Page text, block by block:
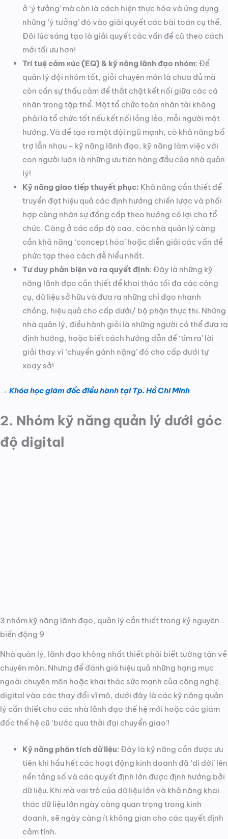
ở ‘ý tưởng’ mà còn là cách hiện thực hóa và ứng dụng
những ‘ý tưởng’ đó vào giải quyết các bài toán cụ thể.
Đôi lúc sáng tạo là giải quyết các vấn đề cũ theo cách
mới tối ưu hơn!
Trí tuệ cảm xúc (EQ) & kỹ năng lãnh đạo nhóm: Để
quản lý đội nhóm tốt, giỏi chuyên môn là chưa đủ mà
còn cần sự thấu cảm để thắt chặt kết nối giữa các cá
nhân trong tập thể. Một tổ chức toàn nhân tài không
phải là tổ chức tốt nếu kết nối lỏng lẻo, mỗi người một
hướng. Và để tạo ra một đội ngũ mạnh, có khả năng bổ
trợ lẫn nhau – kỹ năng lãnh đạo, kỹ năng làm việc với
con người luôn là những ưu tiên hàng đầu của nhà quản
lý!
Kỹ năng giao tiếp thuyết phục: Khả năng cần thiết để
truyền đạt hiệu quả các định hướng chiến lược và phối
hợp cùng nhân sự đồng cấp theo hướng có lợi cho tổ
chức. Càng ở các cấp độ cao, các nhà quản lý càng
cần khả năng ‘concept hóa’ hoặc diễn giải các vấn đề
phức tạp theo cách dễ hiểu nhất.
Tư duy phản biện và ra quyết định: Đây là những kỹ
năng lãnh đạo cần thiết để khai thác tối đa các công
cụ, dữ liệu sở hữu và đưa ra những chỉ đạo nhanh
chóng, hiệu quả cho cấp dưới/ bộ phận thực thi. Những
nhà quản lý, điều hành giỏi là những người có thể đưa ra
định hướng, hoặc biết cách hướng dẫn để ‘tìm ra’ lời
giải thay vì ‘chuyền gánh nặng’ đó cho cấp dưới tự
xoay sở!
→ Khóa học giám đốc điều hành tại Tp. Hồ Chí Minh
2. Nhóm kỹ năng quản lý dưới góc
độ digital
3 nhóm kỹ năng lãnh đạo, quản lý cần thiết trong kỷ nguyên
biến động 9
Nhà quản lý, lãnh đạo không nhất thiết phải biết tường tận về
chuyên môn. Nhưng để đánh giá hiệu quả những hạng mục
ngoài chuyên môn hoặc khai thác sức mạnh của công nghệ,
digital vào các thay đổi vĩ mô, dưới đây là các kỹ năng quản
lý cần thiết cho các nhà lãnh đạo thế hệ mới hoặc các giám
đốc thế hệ cũ ‘bước qua thời đại chuyển giao’!
Kỹ năng phân tích dữ liệu: Đây là kỹ năng cần được ưu
tiên khi hầu hết các hoạt động kinh doanh đã ‘di dời’ lên
nền tảng số và các quyết định lớn được định hướng bởi
dữ liệu. Khi mà vai trò của dữ liệu lớn và khả năng khai
thác dữ liệu lớn ngày càng quan trọng trong kinh
doanh, sẽ ngày càng ít không gian cho các quyết định
cảm tính.